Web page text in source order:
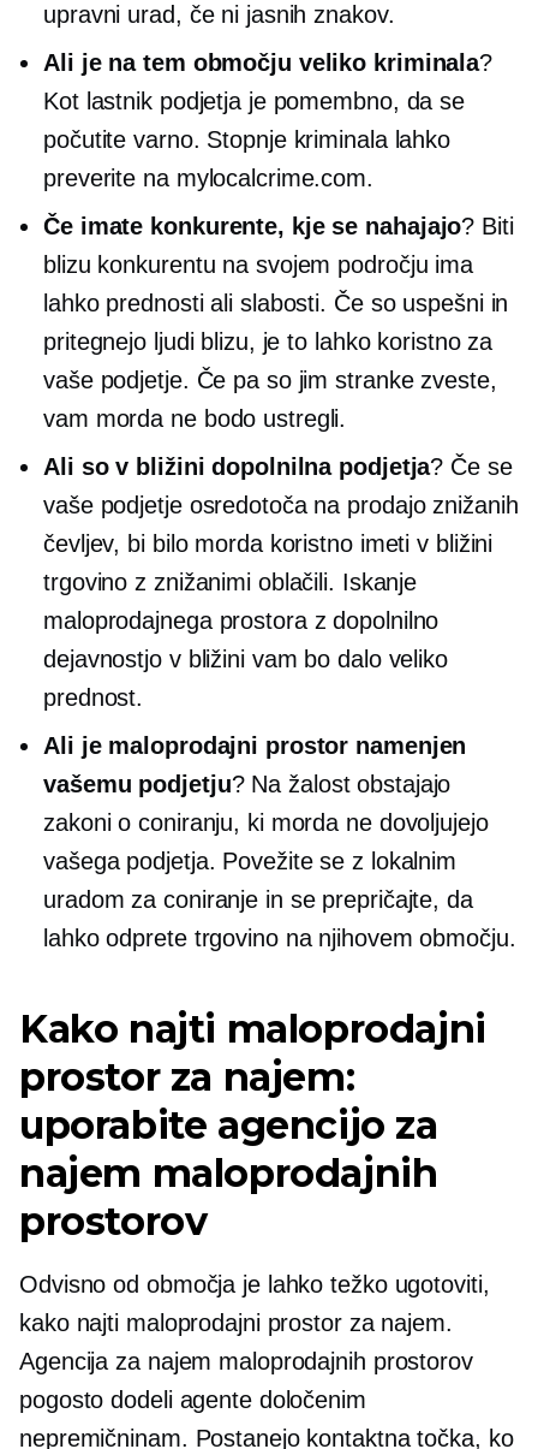
upravni urad, če ni jasnih znakov.
Ali je na tem območju veliko kriminala?
Kot lastnik podjetja je pomembno, da se
počutite varno. Stopnje kriminala lahko
preverite na mylocalcrime.com.
Če imate konkurente, kje se nahajajo? Biti
blizu konkurentu na svojem področju ima
lahko prednosti ali slabosti. Če so uspešni in
pritegnejo ljudi blizu, je to lahko koristno za
vaše podjetje. Če pa so jim stranke zveste,
vam morda ne bodo ustregli.
Ali so v bližini dopolnilna podjetja? Če se
vaše podjetje osredotoča na prodajo znižanih
čevljev, bi bilo morda koristno imeti v bližini
trgovino z znižanimi oblačili. Iskanje
maloprodajnega prostora z dopolnilno
dejavnostjo v bližini vam bo dalo veliko
prednost.
Ali je maloprodajni prostor namenjen
vašemu podjetju? Na žalost obstajajo
zakoni o coniranju, ki morda ne dovoljujejo
vašega podjetja. Povežite se z lokalnim
uradom za coniranje in se prepričajte, da
lahko odprete trgovino na njihovem območju.
Kako najti maloprodajni
prostor za najem:
uporabite agencijo za
najem maloprodajnih
prostorov
Odvisno od območja je lahko težko ugotoviti,
kako najti maloprodajni prostor za najem.
Agencija za najem maloprodajnih prostorov
pogosto dodeli agente določenim
nepremičninam. Postanejo kontaktna točka, ko